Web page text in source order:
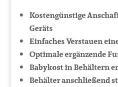
Kostengünstige
Geräts
Einfaches Verstauen
Optimale ergänzende
Babykost in Behältern
Behälter anschließend